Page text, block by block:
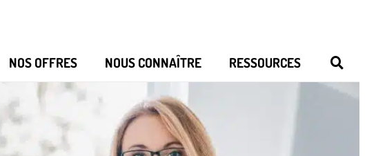
NOS OFFRES NOUS CONNAÎTRE RESSOURCES